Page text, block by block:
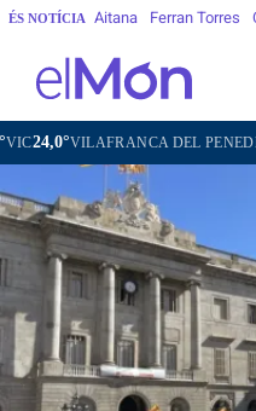
ÉS NOTÍCIA Aitana Ferran Torres
DEL PENEDÈS 26,5°